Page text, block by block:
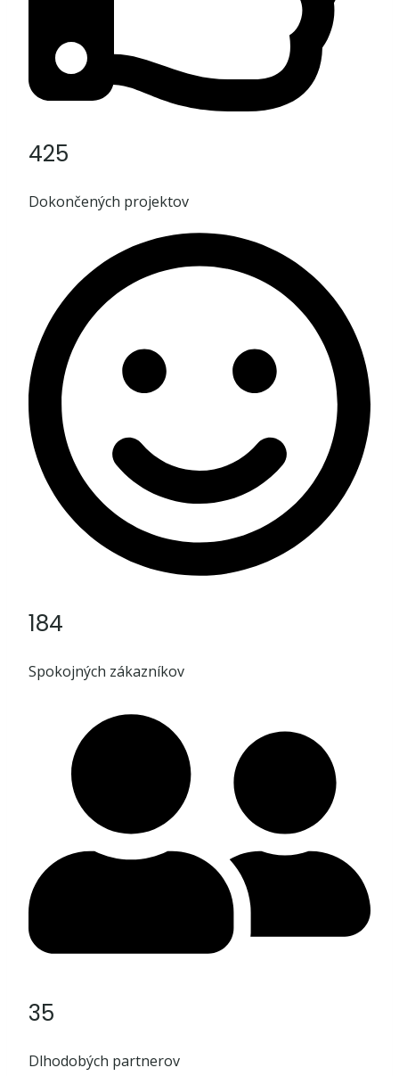
425
Dokončených projektov
184
Spokojných zákazníkov
35
Dlhodobých partnerov